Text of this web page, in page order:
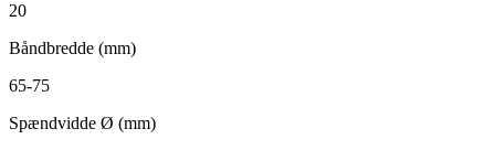
20
Båndbredde (mm)
65-75
Spændvidde Ø (mm)